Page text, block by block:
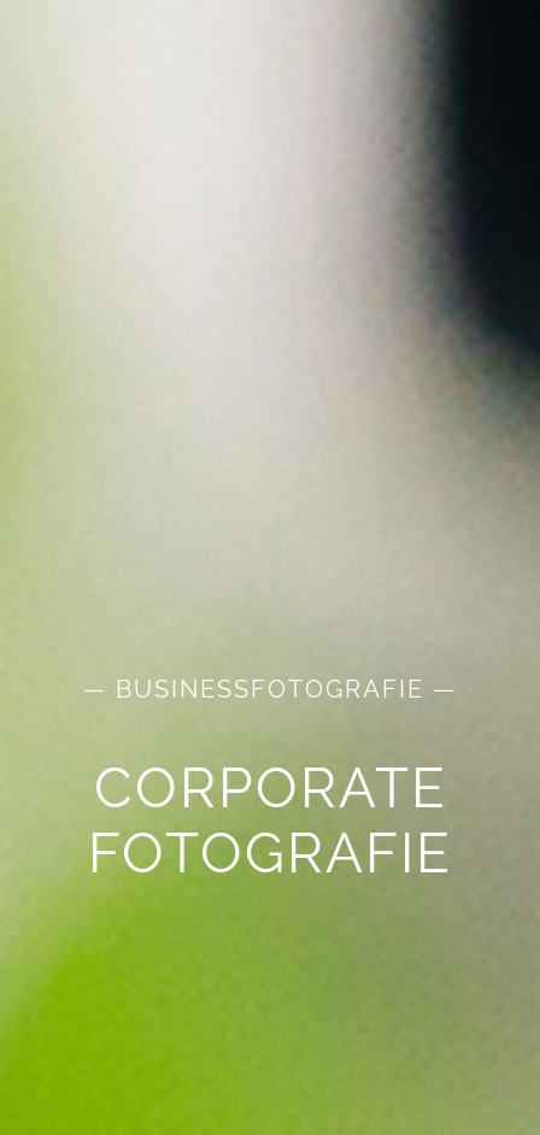
— BUSINESSFOTOGRAFIE —
CORPORATE
FOTOGRAFIE